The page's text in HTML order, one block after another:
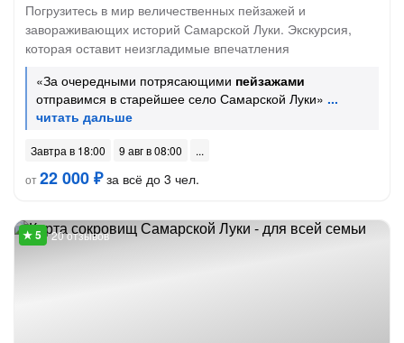
Погрузитесь в мир величественных пейзажей и
завораживающих историй Самарской Луки. Экскурсия,
которая оставит неизгладимые впечатления
«За очередными потрясающими пейзажами
отправимся в старейшее село Самарской Луки»
Завтра в 18:00
9 авг в 08:00
от22 000 ₽за всё до 3 чел.
20 отзывов